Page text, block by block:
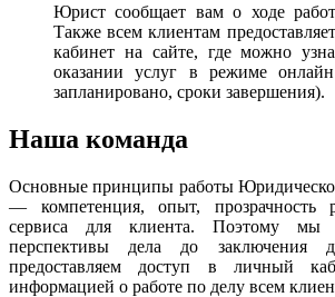
Юрист сообщает вам о ходе
Также всем клиентам
кабинет на сайте, где можно
оказании услуг в режиме
запланировано, сроки завершения).
Наша команда
Основные принципы работы
— компетенция, опыт, прозрачность
сервиса для клиента. Поэтому мы
перспективы дела до заключения
предоставляем доступ в личный
информацией о работе по делу всем